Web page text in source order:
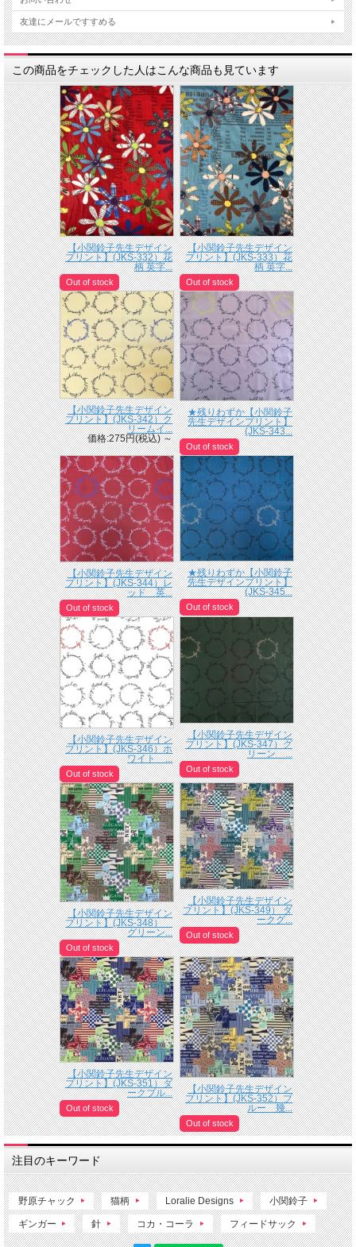
友達にメールですすめる
この商品をチェックした人はこんな商品も見ています
【小関鈴子先生デザイン
プリント】(JKS-332）花
柄 英字...
Out of stock
【小関鈴子先生デザイン
プリント】(JKS-333）花
柄 英字...
Out of stock
【小関鈴子先生デザイン
プリント】(JKS-342）ク
リームイ...
価格:275円(税込)～
★残りわずか【小関鈴子
先生デザインプリント】
(JKS-343...
Out of stock
【小関鈴子先生デザイン
プリント】(JKS-344）レ
ッド 英...
Out of stock
★残りわずか【小関鈴子
先生デザインプリント】
(JKS-345...
Out of stock
【小関鈴子先生デザイン
プリント】(JKS-346）ホ
ワイト ...
Out of stock
【小関鈴子先生デザイン
プリント】(JKS-347）グ
リーン ...
Out of stock
【小関鈴子先生デザイン
プリント】(JKS-348）
グリーン...
Out of stock
【小関鈴子先生デザイン
プリント】(JKS-349） ダ
ークグ...
Out of stock
【小関鈴子先生デザイン
プリント】(JKS-351）ダ
ークブル...
Out of stock
【小関鈴子先生デザイン
プリント】(JKS-352）ブ
ルー 幾...
Out of stock
注目のキーワード
野原チャック 猫柄 Loralie Designs 小関鈴子
ギンガー 針 コカ・コーラ フィードサック